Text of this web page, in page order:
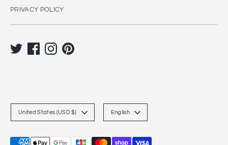
PRIVACY POLICY
u
r
United States (USD $)
a
n
English
Payment